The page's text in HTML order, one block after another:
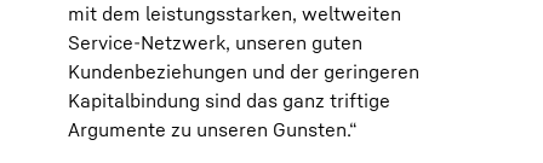
mit dem leistungsstarken, weltweiten
Service-Netzwerk, unseren guten
Kundenbeziehungen und der geringeren
Kapitalbindung sind das ganz triftige
Argumente zu unseren Gunsten.“